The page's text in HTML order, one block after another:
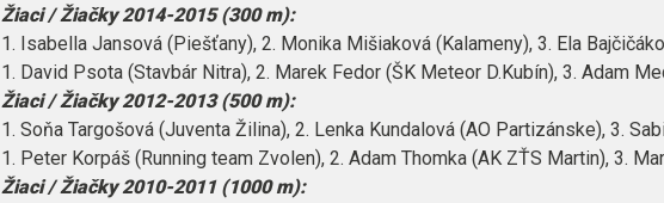
Žiaci / Žiačky 2014-2015 (300 m):
1. Isabella Jansová (Piešťany), 2. Monika Mišiaková (Kalameny), 3. Ela
1. David Psota (Stavbár Nitra), 2. Marek Fedor (ŠK Meteor D.Kubín), 3. Adam
Žiaci / Žiačky 2012-2013 (500 m):
1. Soňa Targošová (Juventa Žilina), 2. Lenka Kundalová (AO Partizánske), 3.
1. Peter Korpáš (Running team Zvolen), 2. Adam Thomka (AK ZŤS Martin), 3.
Žiaci / Žiačky 2010-2011 (1000 m):